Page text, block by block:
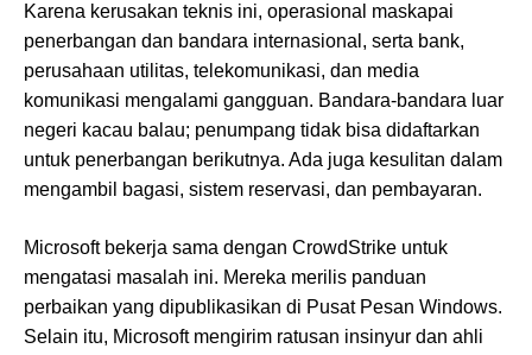
Karena kerusakan teknis ini, operasional maskapai
penerbangan dan bandara internasional, serta bank,
perusahaan utilitas, telekomunikasi, dan media
komunikasi mengalami gangguan. Bandara-bandara luar
negeri kacau balau; penumpang tidak bisa didaftarkan
untuk penerbangan berikutnya. Ada juga kesulitan dalam
mengambil bagasi, sistem reservasi, dan pembayaran.
Microsoft bekerja sama dengan CrowdStrike untuk
mengatasi masalah ini. Mereka merilis panduan
perbaikan yang dipublikasikan di Pusat Pesan Windows.
Selain itu, Microsoft mengirim ratusan insinyur dan ahli